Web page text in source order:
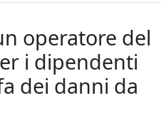
operatore del
i dipendenti
dei danni da